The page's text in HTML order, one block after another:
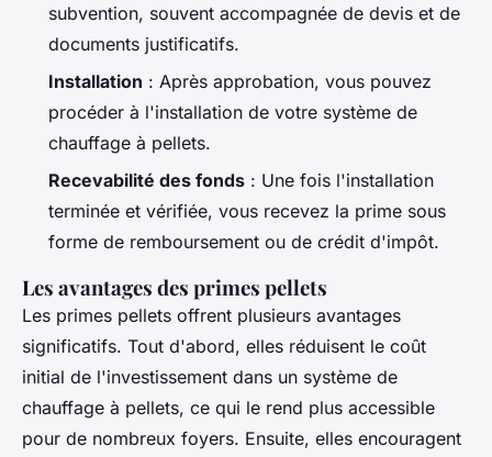
subvention, souvent accompagnée de devis et de
documents justificatifs.
Installation : Après approbation, vous pouvez
procéder à l'installation de votre système de
chauffage à pellets.
Recevabilité des fonds : Une fois l'installation
terminée et vérifiée, vous recevez la prime sous
forme de remboursement ou de crédit d'impôt.
Les avantages des primes pellets
Les primes pellets offrent plusieurs avantages
significatifs. Tout d'abord, elles réduisent le coût
initial de l'investissement dans un système de
chauffage à pellets, ce qui le rend plus accessible
pour de nombreux foyers. Ensuite, elles encouragent